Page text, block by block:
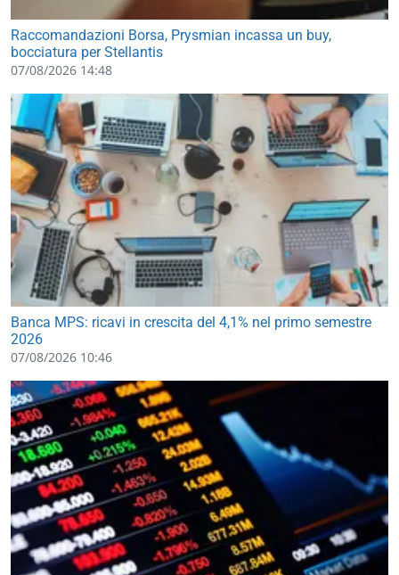
Raccomandazioni Borsa, Prysmian incassa un buy,
bocciatura per Stellantis
07/08/2026 14:48
Banca MPS: ricavi in crescita del 4,1% nel primo semestre
2026
07/08/2026 10:46